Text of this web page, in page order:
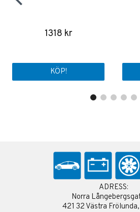
1318 kr
KÖP!
ADRESS:
Norra
421 32 Västra